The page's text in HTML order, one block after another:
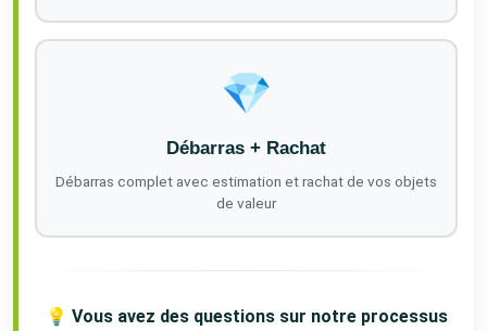
💎
Débarras + Rachat
Débarras complet avec estimation et rachat de vos objets
de valeur
💡 Vous avez des questions sur notre processus